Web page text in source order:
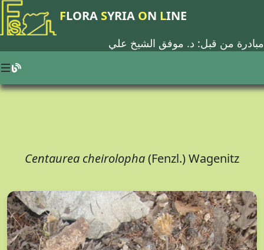
FLORA SYRIA ON LINE
مبادرة من قبل: د. موفق الشيخ علي
Centaurea cheirolopha(Fenzl.) Wagenitz